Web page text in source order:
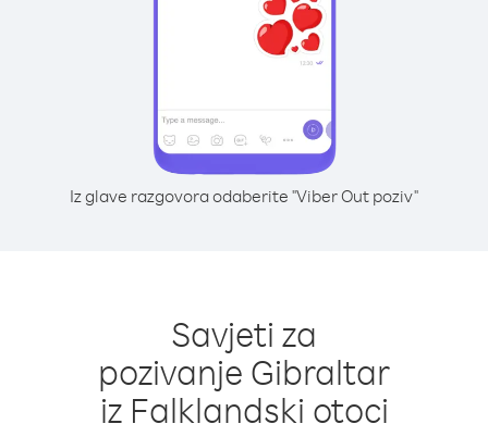
Iz glave razgovora odaberite "Viber Out poziv"
Savjeti za
pozivanje Gibraltar
iz Falklandski otoci